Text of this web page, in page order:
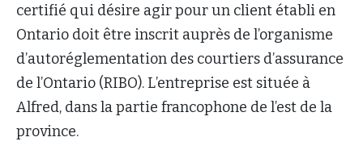
certifié qui désire agir pour un client établi en
Ontario doit être inscrit auprès de l’organisme
d’autoréglementation des courtiers d’assurance
de l’Ontario (RIBO). L’entreprise est située à
Alfred, dans la partie francophone de l’est de la
province.